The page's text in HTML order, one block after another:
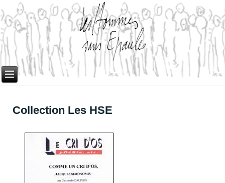
Collection Les HSE